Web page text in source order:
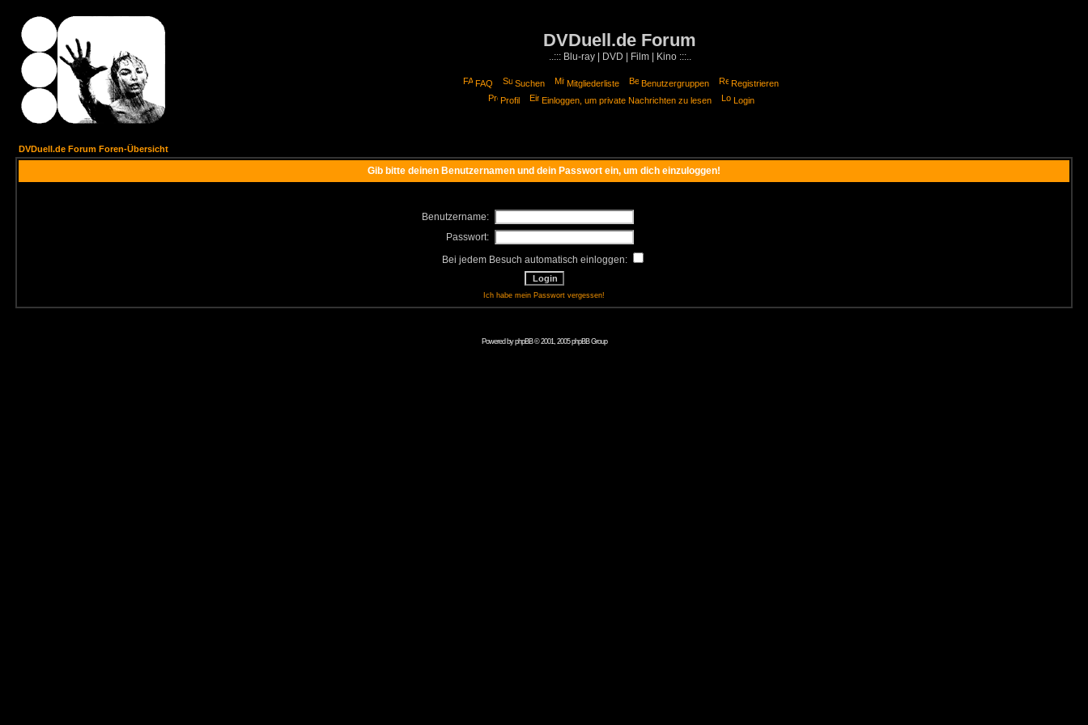
DVDuell.de Forum
..::: Blu-ray | DVD | Film | Kino :::..
FAQ Suchen Mitgliederliste Benutzergruppen
Registrieren
Profil
Einloggen, um private Nachrichten zu lesen Login
DVDuell.de Forum Foren-Übersicht
Gib bitte deinen Benutzernamen und dein Passwort ein, um dich einzuloggen!
Benutzername:
Passwort:
Bei jedem Besuch automatisch einloggen:
Ich habe mein Passwort vergessen!
Powered byphpBB© 2001, 2005 phpBB Group